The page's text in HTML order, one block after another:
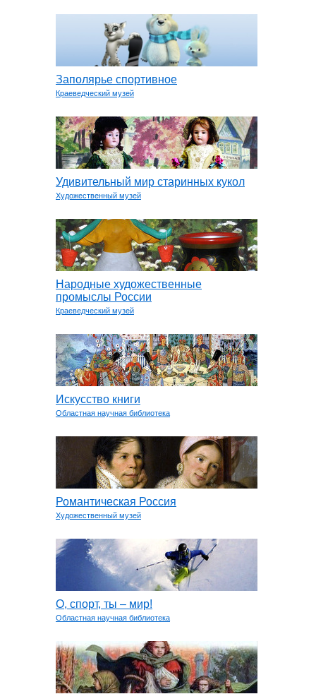
Заполярье спортивное
Краеведческий музей
Удивительный мир старинных кукол
Художественный музей
Народные художественные
промыслы России
Краеведческий музей
Искусство книги
Областная научная библиотека
Романтическая Россия
Художественный музей
О, спорт, ты – мир!
Областная научная библиотека